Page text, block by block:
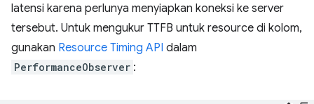
latensi karena perlunya menyiapkan koneksi ke server
tersebut. Untuk mengukur TTFB untuk resource di kolom,
gunakan Resource Timing API dalam
PerformanceObserver :